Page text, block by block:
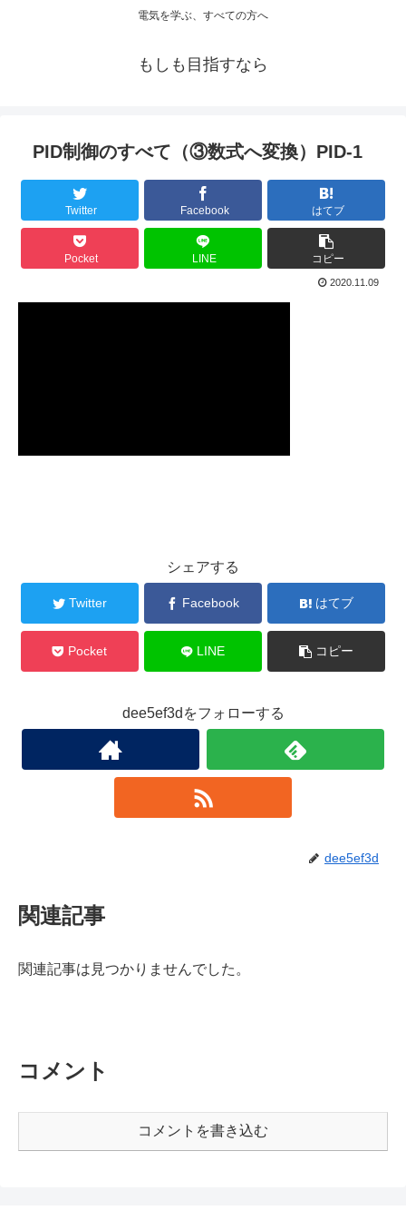
電気を学ぶ、すべての方へ
もしも目指すなら
PID制御のすべて（③数式へ変換）PID-1
Twitter Facebook はてブ
Pocket LINE コピー
2020.11.09
シェアする
Twitter Facebook はてブ
Pocket LINE コピー
dee5ef3dをフォローする
dee5ef3d
関連記事
関連記事は見つかりませんでした。
コメント
コメントを書き込む